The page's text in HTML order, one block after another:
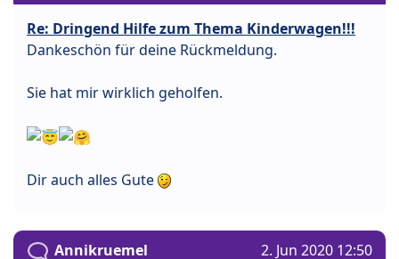
Re: Dringend Hilfe zum Thema Kinderwagen!!!
Dankeschön für deine Rückmeldung.
Sie hat mir wirklich geholfen.
Dir auch alles Gute
Annikruemel 2. Jun 2020 12:50